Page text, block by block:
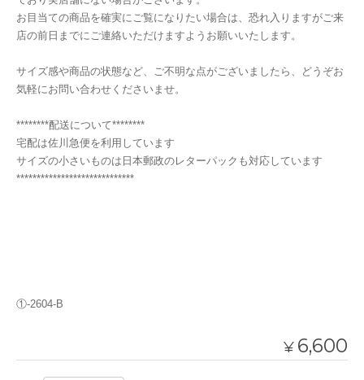
お目当ての商品を確実にご覧になりたい場合は、恐れ入りますがご来
店の前日までにご連絡いただけますようお願いいたします。
サイズ感や商品の状態など、ご不明な点がございましたら、どうぞお
気軽にお問い合わせくださいませ。
********配送について********
宅配は佐川急便を利用しています
サイズの小さいものは日本郵政のレターパックも対応しています
*****************************
①-2604-B
¥ 6,600